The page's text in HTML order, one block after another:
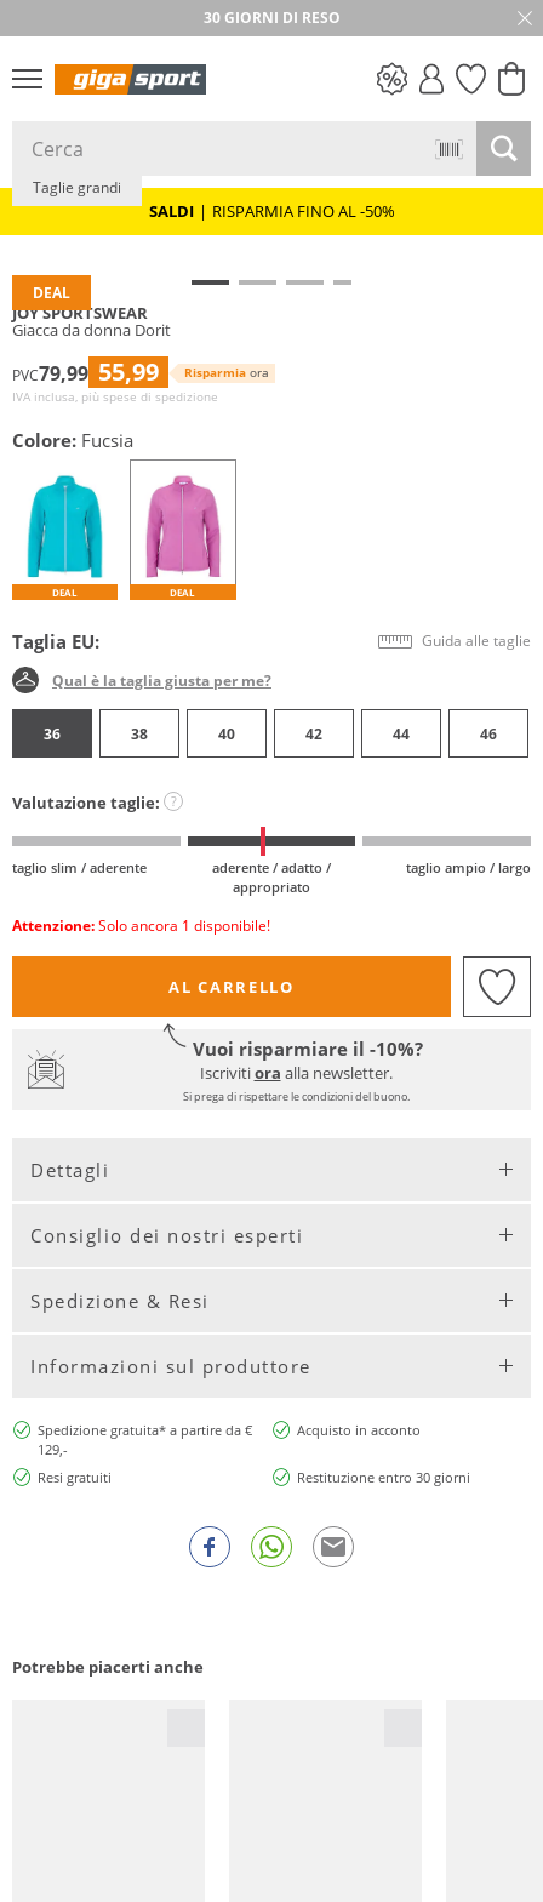
30 GIORNI DI RESO
SALDI
SALDI | RISPARMIA FINO AL -50%
DEAL
Taglie grandi
JOY SPORTSWEAR
Giacca da donna Dorit
PVC79,99 55,99 Risparmia ora
IVA inclusa, più spese di spedizione
Colore: Fucsia
DEAL DEAL
Taglia EU: Guida alle taglie
Qual è la taglia giusta per me?
36 38 40 42 44 46
Valutazione taglie: ?
taglio slim / aderente
aderente / adatto /
appropriato
taglio ampio / largo
Attenzione: Solo ancora 1 disponibile!
AL CARRELLO
Vuoi risparmiare il -10%?
Iscrivitiora alla newsletter.
Si prega di rispettare le condizioni del buono.
Dettagli
Consiglio dei nostri esperti
Spedizione & Resi
Informazioni sul produttore
Spedizione gratuita* a partire da €
129,-
Acquisto in acconto
Resi gratuiti Restituzione entro 30 giorni
Potrebbe piacerti anche